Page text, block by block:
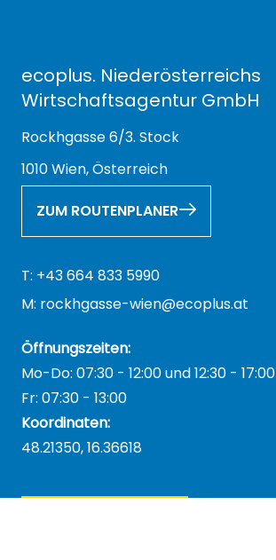
ecoplus. Niederösterreichs
Wirtschaftsagentur GmbH
Rockhgasse 6/3. Stock
1010 Wien, Österreich
ZUM ROUTENPLANER
T: +43 664 833 5990
M: rockhgasse-wien@ecoplus.at
Öffnungszeiten:
Mo-Do: 07:30 - 12:00 und 12:30 - 17:00
Fr: 07:30 - 13:00
Koordinaten:
48.21350, 16.36618